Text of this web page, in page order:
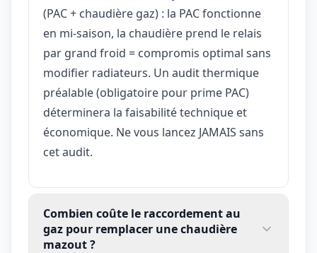
(PAC + chaudière gaz) : la PAC fonctionne
en mi-saison, la chaudière prend le relais
par grand froid = compromis optimal sans
modifier radiateurs. Un audit thermique
préalable (obligatoire pour prime PAC)
déterminera la faisabilité technique et
économique. Ne vous lancez JAMAIS sans
cet audit.
Combien coûte le raccordement au
gaz pour remplacer une chaudière
mazout ?